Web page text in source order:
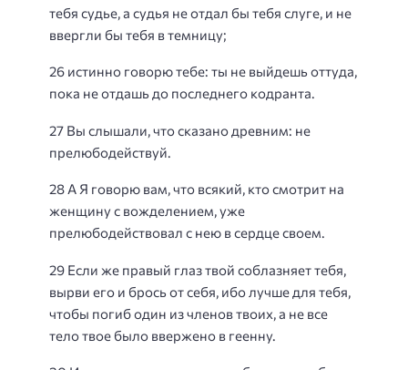
тебя судье, а судья не отдал бы тебя слуге, и не
ввергли бы тебя в темницу;
26 истинно говорю тебе: ты не выйдешь оттуда,
пока не отдашь до последнего кодранта.
27 Вы слышали, что сказано древним: не
прелюбодействуй.
28 А Я говорю вам, что всякий, кто смотрит на
женщину с вожделением, уже
прелюбодействовал с нею в сердце своем.
29 Если же правый глаз твой соблазняет тебя,
вырви его и брось от себя, ибо лучше для тебя,
чтобы погиб один из членов твоих, а не все
тело твое было ввержено в геенну.